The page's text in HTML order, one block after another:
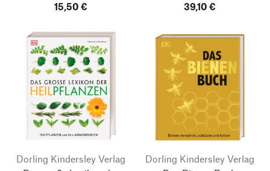
15,50 €
39,10 €
Dorling Kindersley Verlag
Dorling Kindersley Verlag